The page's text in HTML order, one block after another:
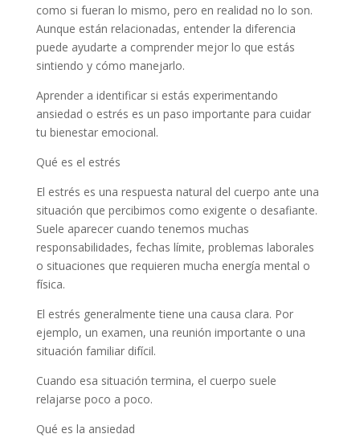
como si fueran lo mismo, pero en realidad no lo son.
Aunque están relacionadas, entender la diferencia
puede ayudarte a comprender mejor lo que estás
sintiendo y cómo manejarlo.
Aprender a identificar si estás experimentando
ansiedad o estrés es un paso importante para cuidar
tu bienestar emocional.
Qué es el estrés
El estrés es una respuesta natural del cuerpo ante una
situación que percibimos como exigente o desafiante.
Suele aparecer cuando tenemos muchas
responsabilidades, fechas límite, problemas laborales
o situaciones que requieren mucha energía mental o
física.
El estrés generalmente tiene una causa clara. Por
ejemplo, un examen, una reunión importante o una
situación familiar difícil.
Cuando esa situación termina, el cuerpo suele
relajarse poco a poco.
Qué es la ansiedad